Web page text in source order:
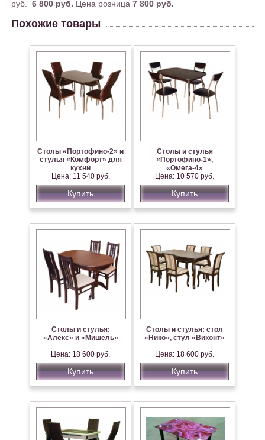
руб. 6 800 руб. Цена розница 7 800 руб.
Похожие товары
Столы «Портофино-2» и
стулья «Комфорт» для
кухни
Цена: 11 540 руб.
Купить
Столы и стулья
«Портофино-1»,
«Омега-4»
Цена: 10 570 руб.
Купить
Столы и стулья:
«Алекс» и «Мишель»
Цена: 18 600 руб.
Купить
Столы и стулья: стол
«Нико», стул «Виконт»
Цена: 18 600 руб.
Купить